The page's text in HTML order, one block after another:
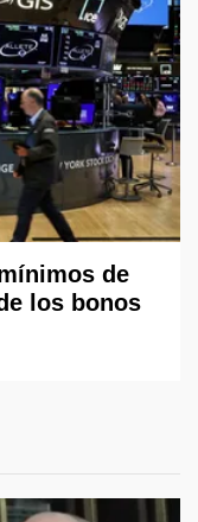
de
los bonos